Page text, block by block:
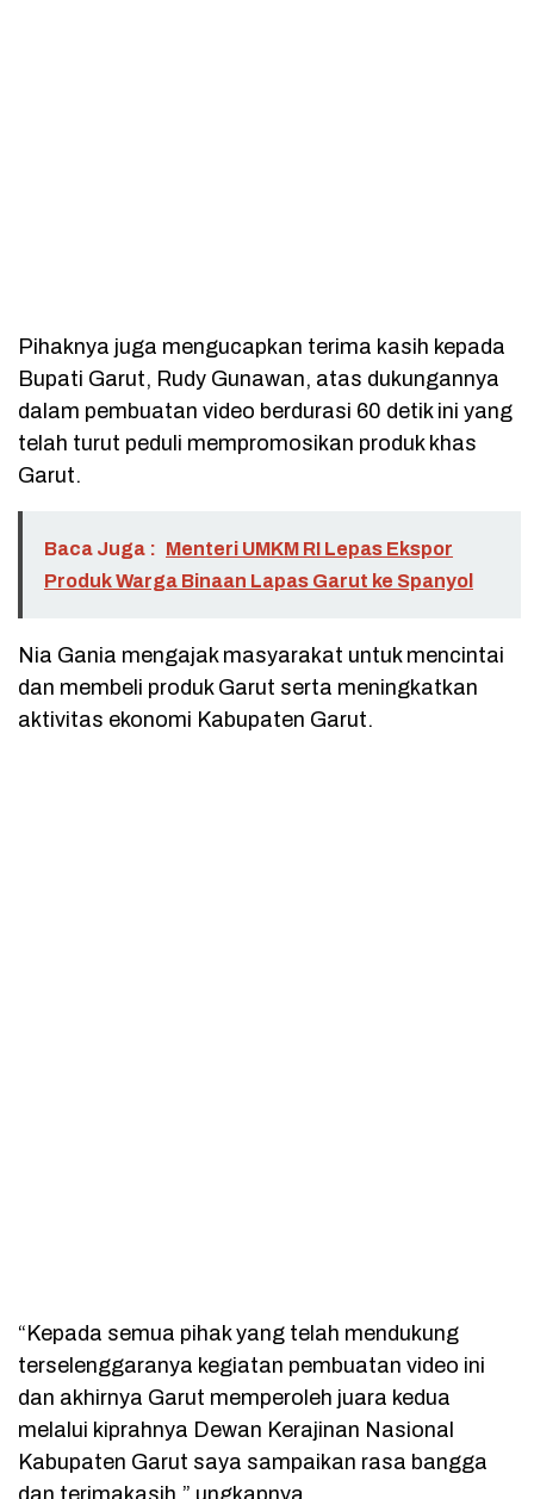
Pihaknya juga mengucapkan terima kasih kepada
Bupati Garut, Rudy Gunawan, atas dukungannya
dalam pembuatan video berdurasi 60 detik ini yang
telah turut peduli mempromosikan produk khas
Garut.
Baca Juga : Menteri UMKM RI Lepas Ekspor
Produk Warga Binaan Lapas Garut ke Spanyol
Nia Gania mengajak masyarakat untuk mencintai
dan membeli produk Garut serta meningkatkan
aktivitas ekonomi Kabupaten Garut.
“Kepada semua pihak yang telah mendukung
terselenggaranya kegiatan pembuatan video ini
dan akhirnya Garut memperoleh juara kedua
melalui kiprahnya Dewan Kerajinan Nasional
Kabupaten Garut saya sampaikan rasa bangga
dan terimakasih,” ungkapnya